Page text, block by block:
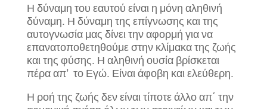
Η δύναμη του εαυτού είναι η μόνη αληθινή
δύναμη. Η δύναμη της επίγνωσης και της
αυτογνωσία μας δίνει την αφορμή για να
επανατοποθετηθούμε στην κλίμακα της ζωής
και της φύσης. Η αληθινή ουσία βρίσκεται
πέρα απ’ το Εγώ. Είναι άφοβη και ελεύθερη.
Η ροή της ζωής δεν είναι τίποτε άλλο απ΄ την